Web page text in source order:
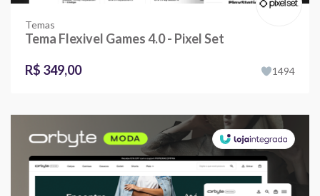
Temas
Tema Flexivel Games 4.0 - Pixel Set
R$ 349,00
1494